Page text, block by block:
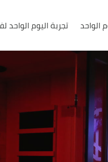
الواحد تجربة اليوم الواحد